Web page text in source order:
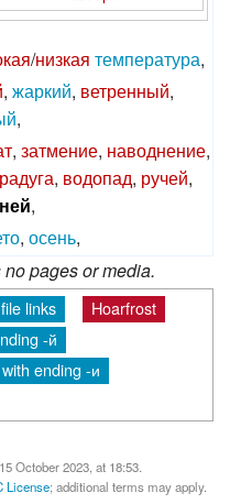
/низкая температура,
, жаркий, ветренный,
,
, затмение, наводнение,
радуга, водопад, ручей,
,
, осень,
pages or media.
links
Hoarfrost
-й
ending -и
October 2023, at 18:53.
License; additional terms may apply.